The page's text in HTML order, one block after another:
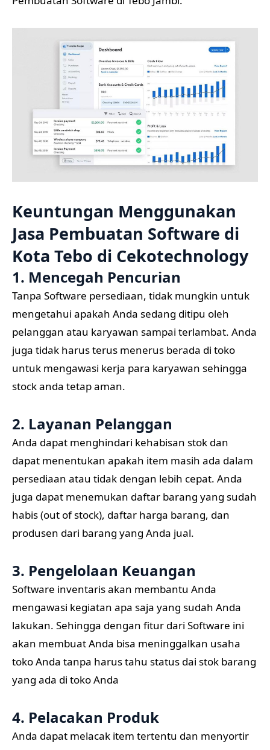
Keuntungan Menggunakan
Jasa Pembuatan Software di
Kota Tebo di Cekotechnology
1. Mencegah Pencurian
Tanpa Software persediaan, tidak mungkin untuk
mengetahui apakah Anda sedang ditipu oleh
pelanggan atau karyawan sampai terlambat. Anda
juga tidak harus terus menerus berada di toko
untuk mengawasi kerja para karyawan sehingga
stock anda tetap aman.
2. Layanan Pelanggan
Anda dapat menghindari kehabisan stok dan
dapat menentukan apakah item masih ada dalam
persediaan atau tidak dengan lebih cepat. Anda
juga dapat menemukan daftar barang yang sudah
habis (out of stock), daftar harga barang, dan
produsen dari barang yang Anda jual.
3. Pengelolaan Keuangan
Software inventaris akan membantu Anda
mengawasi kegiatan apa saja yang sudah Anda
lakukan. Sehingga dengan fitur dari Software ini
akan membuat Anda bisa meninggalkan usaha
toko Anda tanpa harus tahu status dai stok barang
yang ada di toko Anda
4. Pelacakan Produk
Anda dapat melacak item tertentu dan menyortir